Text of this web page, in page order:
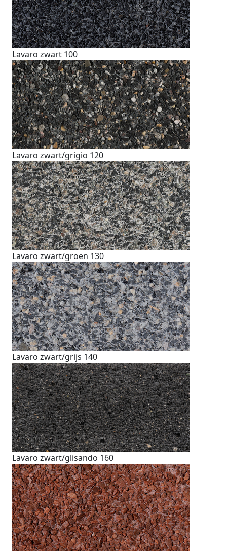
Lavaro zwart 100
Lavaro zwart/grigio 120
Lavaro zwart/groen 130
Lavaro zwart/grijs 140
Lavaro zwart/glisando 160